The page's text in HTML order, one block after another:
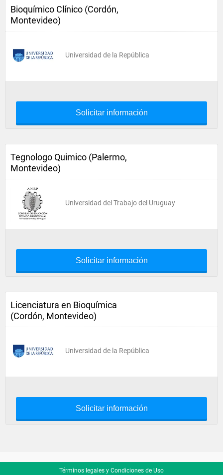
Bioquímico Clínico (Cordón,
Montevideo)
Universidad de la República
Solicitar información
Tegnologo Quimico (Palermo,
Montevideo)
Universidad del Trabajo del Uruguay
Solicitar información
Licenciatura en Bioquímica
(Cordón, Montevideo)
Universidad de la República
Solicitar información
Términos legales y Condiciones de Uso